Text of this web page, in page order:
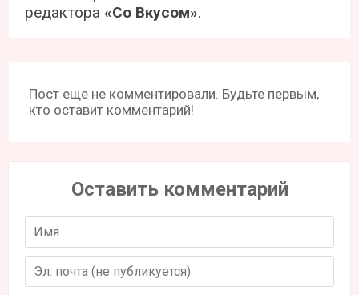
редактора«Со Вкусом».
Пост еще не комментировали. Будьте первым,
кто оставит комментарий!
Оставить комментарий